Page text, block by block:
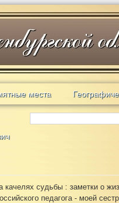
места
качелях судьбы : заметки о
педагога - моей